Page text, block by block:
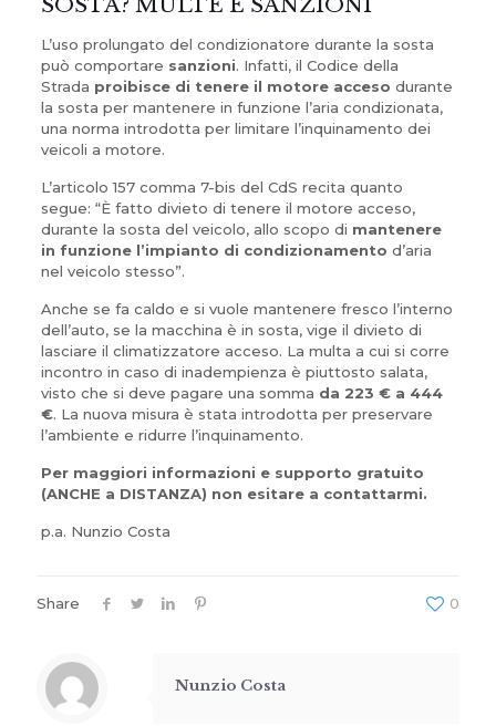
L’uso prolungato del condizionatore durante la sosta
può comportare sanzioni. Infatti, il Codice della
Strada proibisce di tenere il motore acceso durante
la sosta per mantenere in funzione l’aria condizionata,
una norma introdotta per limitare l’inquinamento dei
veicoli a motore.
L’articolo 157 comma 7-bis del CdS recita quanto
segue: “È fatto divieto di tenere il motore acceso,
durante la sosta del veicolo, allo scopo di mantenere
in funzione l’impianto di condizionamento d’aria
nel veicolo stesso”.
Anche se fa caldo e si vuole mantenere fresco l’interno
dell’auto, se la macchina è in sosta, vige il divieto di
lasciare il climatizzatore acceso. La multa a cui si corre
incontro in caso di inadempienza è piuttosto salata,
visto che si deve pagare una somma da 223 € a 444
€. La nuova misura è stata introdotta per preservare
l’ambiente e ridurre l’inquinamento.
Per maggiori informazioni e supporto gratuito
(ANCHE a DISTANZA) non esitare a contattarmi.
p.a. Nunzio Costa
Share 0
Nunzio Costa